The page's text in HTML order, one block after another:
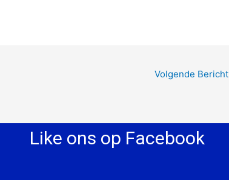
Volgende Bericht
Like ons op Facebook